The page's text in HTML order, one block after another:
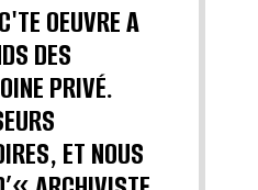
OEUVRE A
DES
PRIVÉ.
ET NOUS